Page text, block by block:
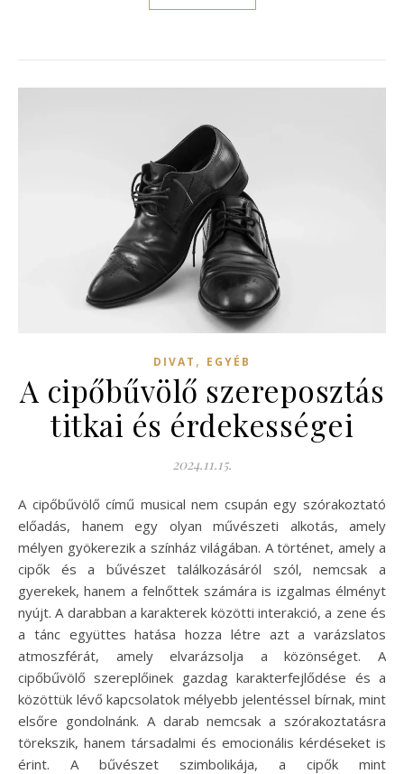
DIVAT , EGYÉB
A cipőbűvölő szereposztás
titkai és érdekességei
2024.11.15.
A cipőbűvölő című musical nem csupán egy szórakoztató
előadás, hanem egy olyan művészeti alkotás, amely
mélyen gyökerezik a színház világában. A történet, amely a
cipők és a bűvészet találkozásáról szól, nemcsak a
gyerekek, hanem a felnőttek számára is izgalmas élményt
nyújt. A darabban a karakterek közötti interakció, a zene és
a tánc együttes hatása hozza létre azt a varázslatos
atmoszférát, amely elvarázsolja a közönséget. A
cipőbűvölő szereplőinek gazdag karakterfejlődése és a
közöttük lévő kapcsolatok mélyebb jelentéssel bírnak, mint
elsőre gondolnánk. A darab nemcsak a szórakoztatásra
törekszik, hanem társadalmi és emocionális kérdéseket is
érint. A bűvészet szimbolikája, a cipők mint